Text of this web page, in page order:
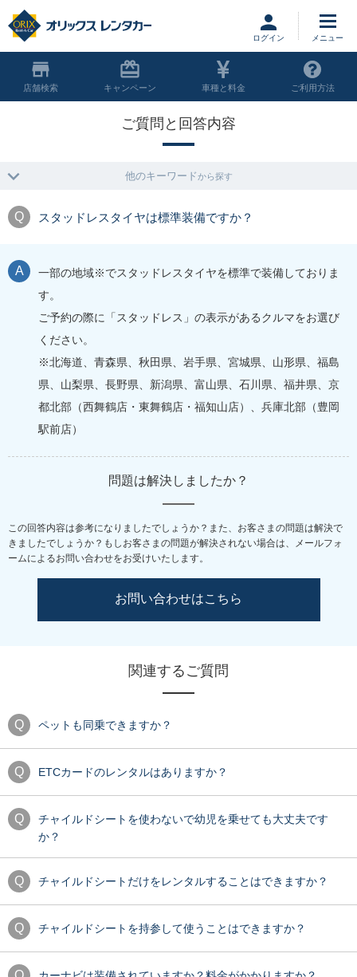
ログイン
店舗 キャンペーン 車種と料金 ご利用方法
ご質問と回答内容
他のキーワードから探す
スタッドレスタイヤは標準装備ですか？
一部の地域※でスタッドレスタイヤを標準で装備しておりま
す。
ご予約の際に「スタッドレス」の表示があるクルマをお選び
ください。
※北海道、青森県、秋田県、岩手県、宮城県、山形県、福島
県、山梨県、長野県、新潟県、富山県、石川県、福井県、京
都北部（西舞鶴店・東舞鶴店・福知山店）、兵庫北部（豊岡
駅前店）
問題は解決しましたか？
この回答内容は参考になりましたでしょうか？また、お客さまの問題は解決で
きましたでしょうか？ もしお客さまの問題が解決されない場合は、メールフォ
ームによるお問い合わせをお受けいたします。
お問い合わせはこちら
関連するご質問
ペットも同乗できますか？
ETCカードのレンタルはありますか？
チャイルドシートを使わないで幼児を乗せても大丈夫です
か？
チャイルドシートだけをレンタルすることはできますか？
チャイルドシートを持参して使うことはできますか？